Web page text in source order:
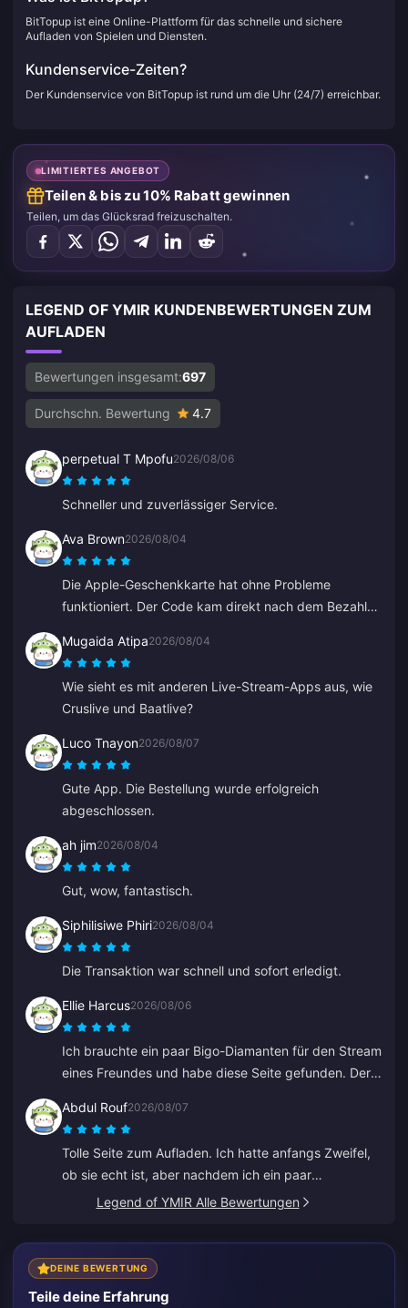
BitTopup ist eine Online-Plattform für das schnelle und sichere
Aufladen von Spielen und Diensten.
Kundenservice-Zeiten?
Der Kundenservice von BitTopup ist rund um die Uhr (24/7) erreichbar.
LIMITIERTES ANGEBOT
Teilen & bis zu 10% Rabatt gewinnen
Teilen, um das Glücksrad freizuschalten.
LEGEND OF YMIR KUNDENBEWERTUNGEN ZUM
AUFLADEN
Bewertungen insgesamt:697
Durchschn. Bewertung 4.7
perpetual T Mpofu2026/08/06
Schneller und zuverlässiger Service.
Ava Brown2026/08/04
Die Apple-Geschenkkarte hat ohne Probleme
funktioniert. Der Code kam direkt nach dem Bezahlen
Mugaida Atipa2026/08/04
Wie sieht es mit anderen Live-Stream-Apps aus, wie
Cruslive und Baatlive?
Luco Tnayon2026/08/07
Gute App. Die Bestellung wurde erfolgreich
abgeschlossen.
ah jim2026/08/04
Gut, wow, fantastisch.
Siphilisiwe Phiri2026/08/04
Die Transaktion war schnell und sofort erledigt.
Ellie Harcus2026/08/06
Ich brauchte ein paar Bigo-Diamanten für den Stream
eines Freundes und habe diese Seite gefunden. Der
waren sofort da.
Abdul Rouf2026/08/07
Tolle Seite zum Aufladen. Ich hatte anfangs Zweifel,
ob sie echt ist, aber nachdem ich ein paar
Bewertungen gelesen hatte, habe ich einen kleinen
also bin ich sehr zufrieden.
Legend of YMIR Alle Bewertungen
DEINE BEWERTUNG
Teile deine Erfahrung